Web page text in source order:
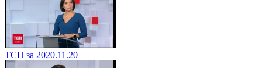
ТСН за 2020.11.20